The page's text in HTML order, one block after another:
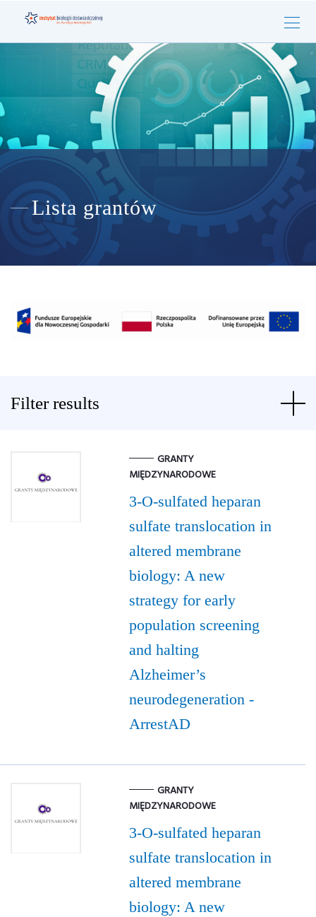
Lista grantów
Filter results
GRANTY
MIĘDZYNARODOWE
3-O-sulfated heparan
sulfate translocation in
altered membrane
biology: A new
strategy for early
population screening
and halting
Alzheimer’s
neurodegeneration -
ArrestAD
GRANTY
MIĘDZYNARODOWE
3-O-sulfated heparan
sulfate translocation in
altered membrane
biology: A new